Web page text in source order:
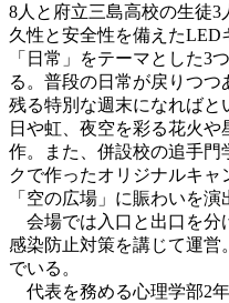
8人と府立三島高校の生徒
久性と安全性を備えたLED
「日常」をテーマとした3
る。普段の日常が戻りつ
残る特別な週末になればと
日や虹、夜空を彩る花火
作。また、併設校の追手門
クで作ったオリジナルキャ
「空の広場」に賑わいを演
会場では入口と出口を分
感染防止対策を講じて運営
でいる。
代表を務める心理学部2